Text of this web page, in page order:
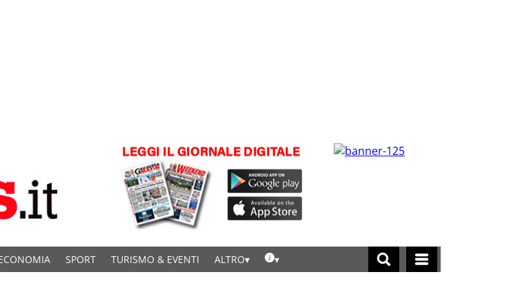
SPORT TURISMO & EVENTI ALTRO